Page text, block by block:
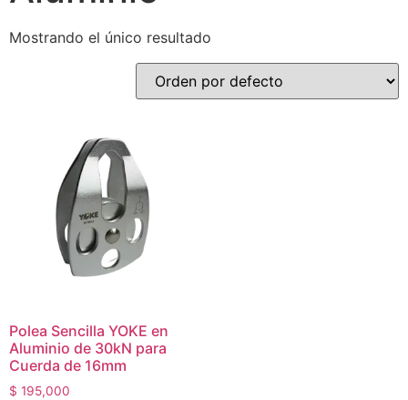
Mostrando el único resultado
Polea Sencilla YOKE en
Aluminio de 30kN para
Cuerda de 16mm
$ 195,000